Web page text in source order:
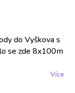
do Vyškova s
se zde 8x100m
Více